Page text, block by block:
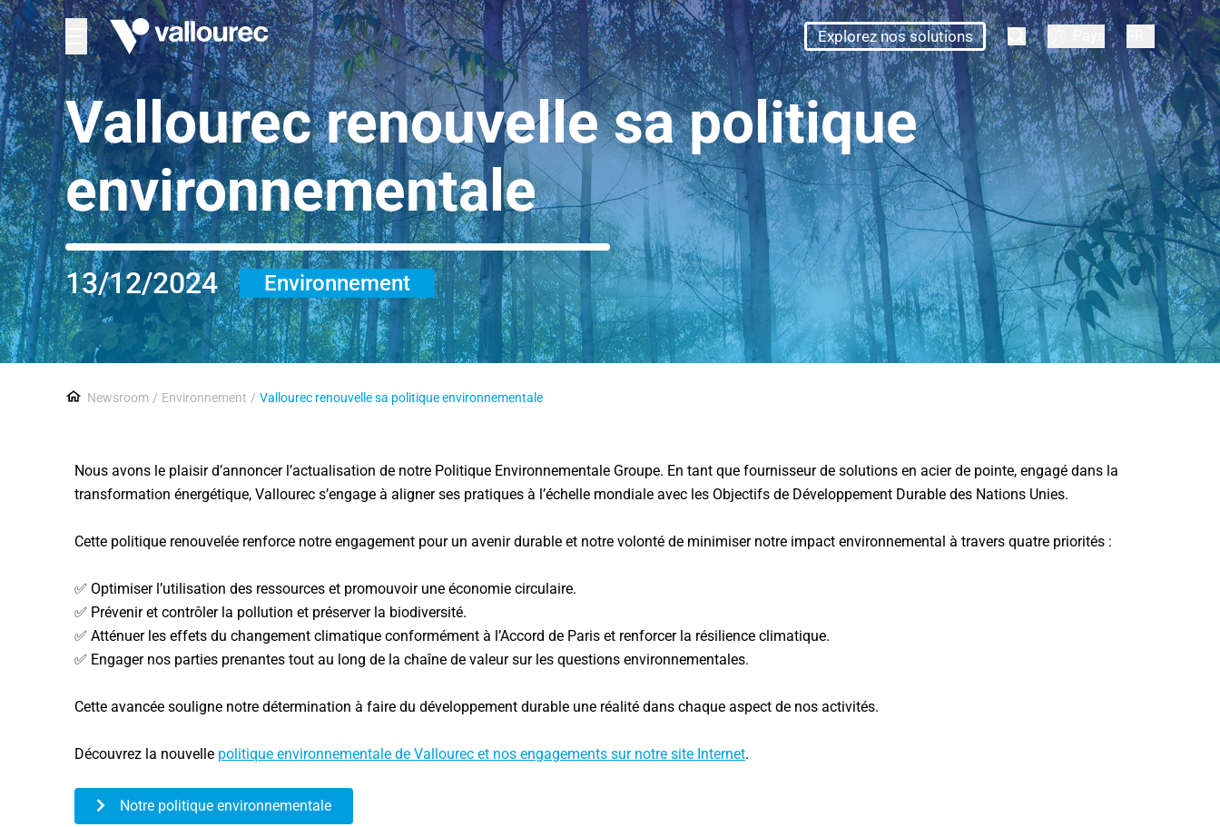
Explorez nos solutions
Vallourec renouvelle sa politique
environnementale
13/12/2024 Environnement
Newsroom Environnement Vallourec renouvelle sa politique environnementale
Nous avons le plaisir d’annoncer l’actualisation de notre Politique Environnementale Groupe. En tant que fournisseur de solutions en acier de pointe, engagé dans la
transformation énergétique, Vallourec s’engage à aligner ses pratiques à l’échelle mondiale avec les Objectifs de Développement Durable des Nations Unies.
Cette politique renouvelée renforce notre engagement pour un avenir durable et notre volonté de minimiser notre impact environnemental à travers quatre priorités :
✅ Optimiser l’utilisation des ressources et promouvoir une économie circulaire.
✅ Prévenir et contrôler la pollution et préserver la biodiversité.
✅ Atténuer les effets du changement climatique conformément à l’Accord de Paris et renforcer la résilience climatique.
✅ Engager nos parties prenantes tout au long de la chaîne de valeur sur les questions environnementales.
Cette avancée souligne notre détermination à faire du développement durable une réalité dans chaque aspect de nos activités.
Découvrez la nouvelle politique environnementale de Vallourec et nos engagements sur notre site Internet.
Notre politique environnementale